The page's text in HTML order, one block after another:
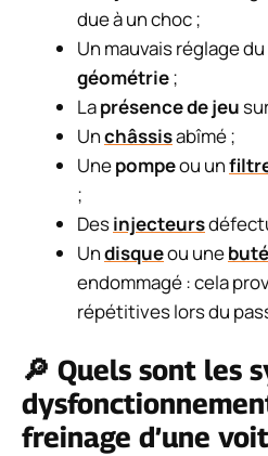
due à un choc ;
Un mauvais réglage du
géométrie;
Laprésence de jeu
Unchâssisabîmé ;
Unepompeou un
;
Desinjecteurs
Undisqueou une
endommagé : cela
répétitives lors du
🔎 Quels sont les
freinage d’une